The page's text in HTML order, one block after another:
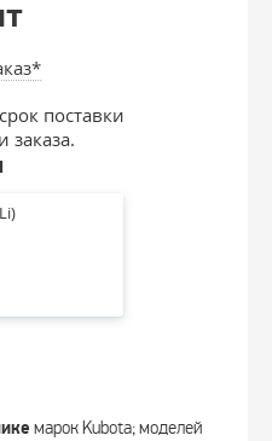
поставки
марок Kubota; моделей